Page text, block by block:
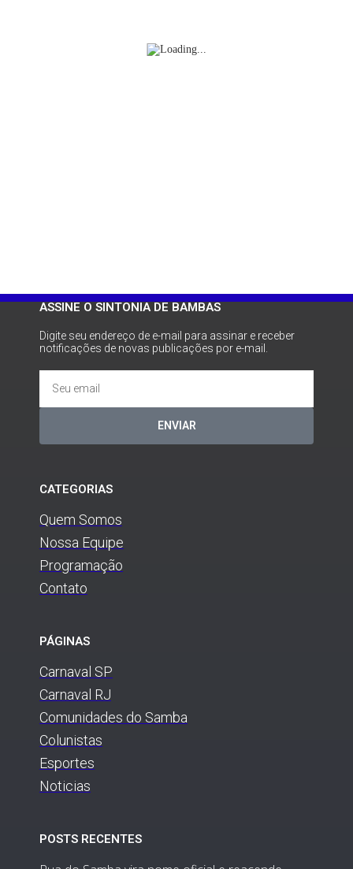
ASSINE O SINTONIA DE BAMBAS
Digite seu endereço de e-mail para assinar e receber
notificações de novas publicações por e-mail.
ENVIAR
CATEGORIAS
Quem Somos
Nossa Equipe
Programação
Contato
PÁGINAS
Carnaval SP
Carnaval RJ
Comunidades do Samba
Colunistas
Esportes
Noticias
POSTS RECENTES